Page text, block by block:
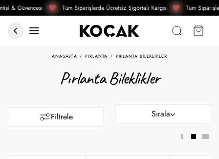
& Güvencesi Tüm Siparişlerde Ücretsiz Sigortalı Kargo Tüm
ANASAYFA PIRLANTA PIRLANTA BILEKLIKLER
Pırlanta Bileklikler
Filtrele Sırala